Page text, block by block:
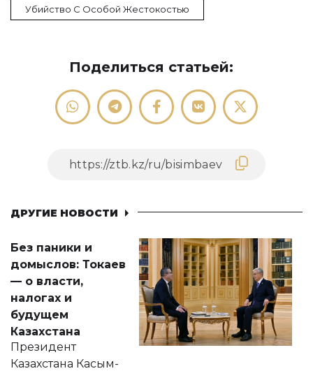
Убийство С Особой Жестокостью
Поделиться статьей:
ДРУГИЕ НОВОСТИ
Без паники и
домыслов: Токаев
— о власти,
налогах и
будущем
Казахстана
Президент
Казахстана Касым-